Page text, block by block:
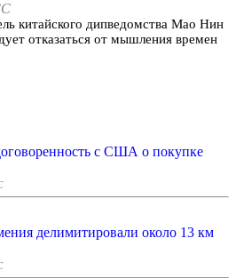
китайского дипведомства Мао Нин
отказаться от мышления времен
с США о покупке
делимитировали около 13 км